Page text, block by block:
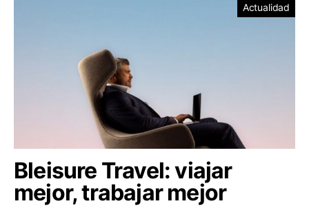
Actualidad
Bleisure Travel: viajar
mejor, trabajar mejor